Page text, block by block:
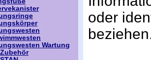
Wartung
oder